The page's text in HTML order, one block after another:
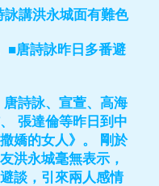
講洪永城面有難色
■唐詩詠昨日多番避
詩詠、宣萱、高海
張達倫等昨日到中
嬌的女人》。 剛於
洪永城毫無表示，
談，引來兩人感情